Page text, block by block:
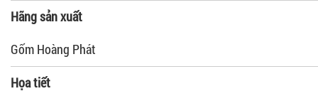
Hãng sản xuất
Gốm Hoàng Phát
Họa tiết